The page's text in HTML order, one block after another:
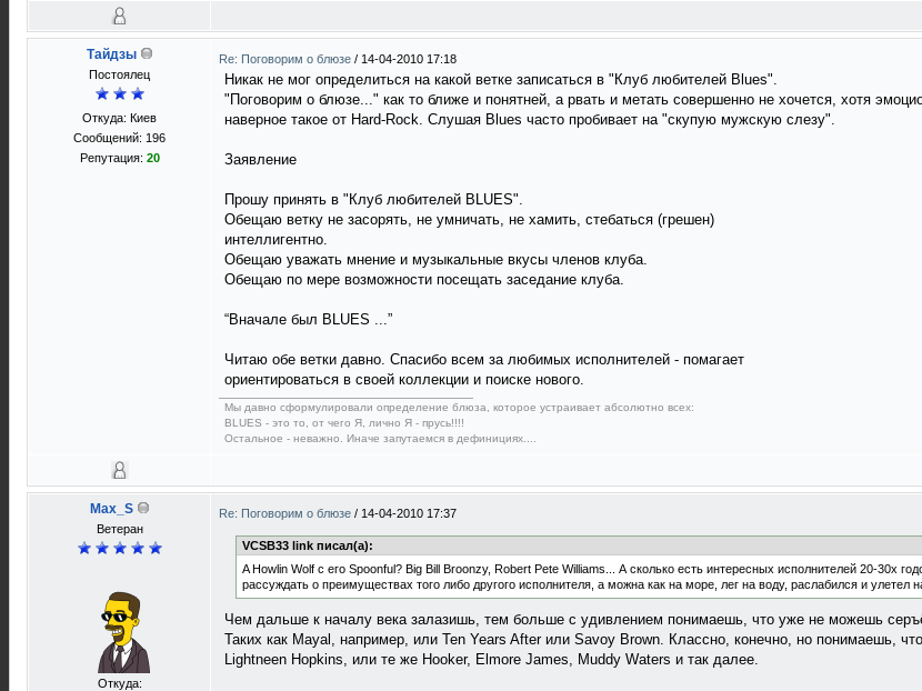
Тайдзы
Постоялец
Откуда: Киев
Сообщений: 196
Репутация: 20
Re: Поговорим о блюзе / 14-04-2010 17:18
Никак не мог определиться на какой ветке записаться в "Клуб любителей Blues".
"Поговорим о блюзе..." как то ближе и понятней, а рвать и метать совершенно не хочется, хотя
наверное такое от Hard-Rock. Слушая Blues часто пробивает на "скупую мужскую слезу".
Заявление
Прошу принять в "Клуб любителей BLUES".
Обещаю ветку не засорять, не умничать, не хамить, стебаться (грешен)
интеллигентно.
Обещаю уважать мнение и музыкальные вкусы членов клуба.
Обещаю по мере возможности посещать заседание клуба.
“Вначале был BLUES ...”
Читаю обе ветки давно. Спасибо всем за любимых исполнителей - помагает
ориентироваться в своей коллекции и поиске нового.
Мы давно сформулировали определение блюза, которое устраивает абсолютно всех:
BLUES - это то, от чего Я, лично Я - прусь!!!!
Остальное - неважно. Иначе запутаемся в дефинициях....
Max_S
Ветеран
Откуда:
Re: Поговорим о блюзе / 14-04-2010 17:37
VCSB33 link писал(а):
A Howlin Wolf с его Spoonful? Big Bill Broonzy, Robert Pete Williams... А сколько есть интересных исполнителей 20-30х
рассуждать о преимуществах того либо другого исполнителя, а можна как на море, лег на воду, раслабился и улетел
Чем дальше к началу века залазишь, тем больше с удивлением понимаешь, что уже не можешь
Таких как Mayal, например, или Ten Years After или Savoy Brown. Классно, конечно, но понимаешь,
Lightneen Hopkins, или те же Hooker, Elmore James, Muddy Waters и так далее.